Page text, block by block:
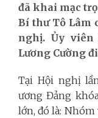
đã khai mạc
Bí thư Tô Lâm
nghị. Ủy
Lương Cường
Tại Hội nghị
ương Đảng
lớn, đó là: Nhóm